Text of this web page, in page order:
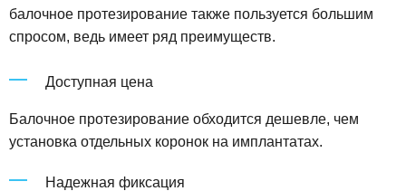
балочное протезирование также пользуется большим
спросом, ведь имеет ряд преимуществ.
Доступная цена
Балочное протезирование обходится дешевле, чем
установка отдельных коронок на имплантатах.
Надежная фиксация